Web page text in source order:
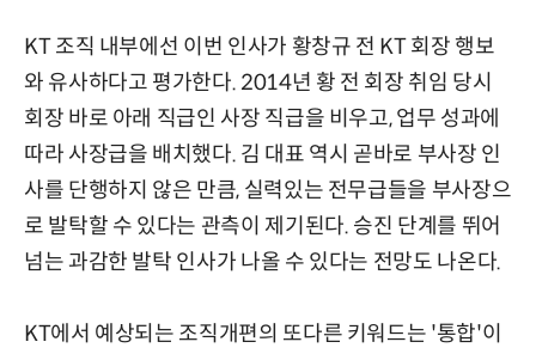
KT 조직 내부에선 이번 인사가 황창규 전 KT 회장 행보
와 유사하다고 평가한다. 2014년 황 전 회장 취임 당시
회장 바로 아래 직급인 사장 직급을 비우고, 업무 성과에
따라 사장급을 배치했다. 김 대표 역시 곧바로 부사장 인
사를 단행하지 않은 만큼, 실력있는 전무급들을 부사장으
로 발탁할 수 있다는 관측이 제기된다. 승진 단계를 뛰어
넘는 과감한 발탁 인사가 나올 수 있다는 전망도 나온다.
KT에서 예상되는 조직개편의 또다른 키워드는 '통합'이